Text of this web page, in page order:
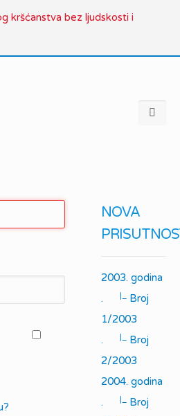
kršćanstva bez ljudskosti i
NOVA
2003. godina
.
|_ Broj
1/2003
.
|_ Broj
2/2003
2004. godina
.
|_ Broj